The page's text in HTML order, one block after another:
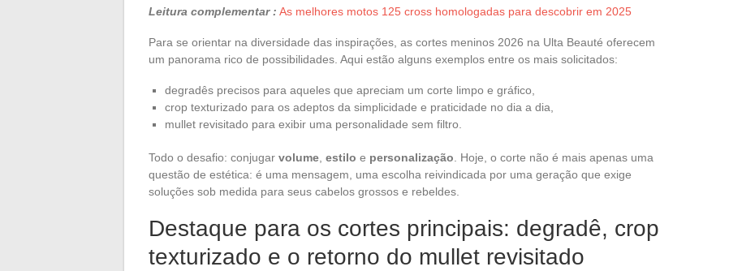
Leitura complementar : As melhores motos 125 cross homologadas para descobrir em 2025
Para se orientar na diversidade das inspirações, as cortes meninos 2026 na Ulta Beauté oferecem
um panorama rico de possibilidades. Aqui estão alguns exemplos entre os mais solicitados:
degradês precisos para aqueles que apreciam um corte limpo e gráfico,
crop texturizado para os adeptos da simplicidade e praticidade no dia a dia,
mullet revisitado para exibir uma personalidade sem filtro.
Todo o desafio: conjugar volume estilo e personalização . Hoje, o corte não é mais apenas uma
questão de estética: é uma mensagem, uma escolha reivindicada por uma geração que exige
soluções sob medida para seus cabelos grossos e rebeldes.
Destaque para os cortes principais: degradê, crop
texturizado e o retorno do mullet revisitado